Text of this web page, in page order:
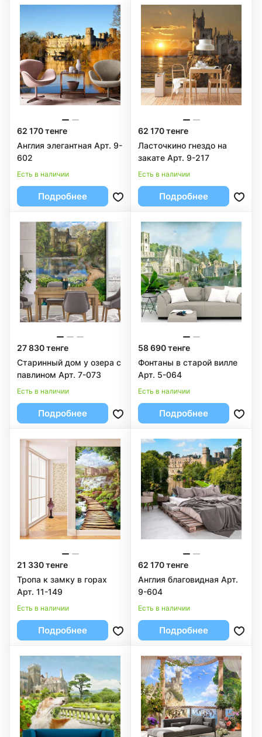
62 170 тенге
Англия элегантная Арт. 9-
602
Есть в наличии
Подробнее
62 170 тенге
Ласточкино гнездо на
закате Арт. 9-217
Есть в наличии
Подробнее
27 830 тенге
Старинный дом у озера с
павлином Арт. 7-073
Есть в наличии
Подробнее
58 690 тенге
Фонтаны в старой вилле
Арт. 5-064
Есть в наличии
Подробнее
21 330 тенге
Тропа к замку в горах
Арт. 11-149
Есть в наличии
Подробнее
62 170 тенге
Англия благовидная Арт.
9-604
Есть в наличии
Подробнее